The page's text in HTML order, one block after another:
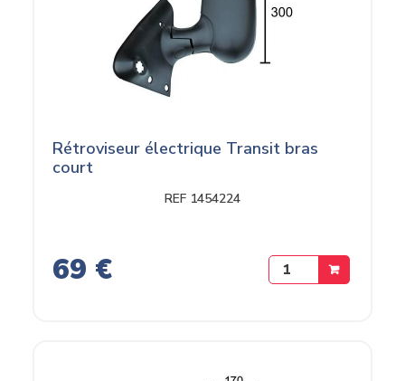
Rétroviseur électrique Transit bras
court
REF 1454224
69 €